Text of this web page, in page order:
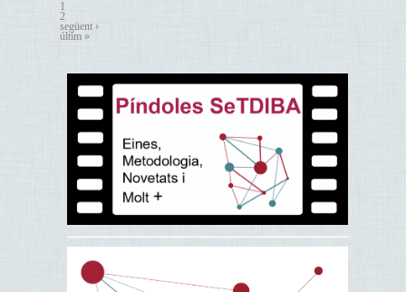
1
2
següent ›
últim »